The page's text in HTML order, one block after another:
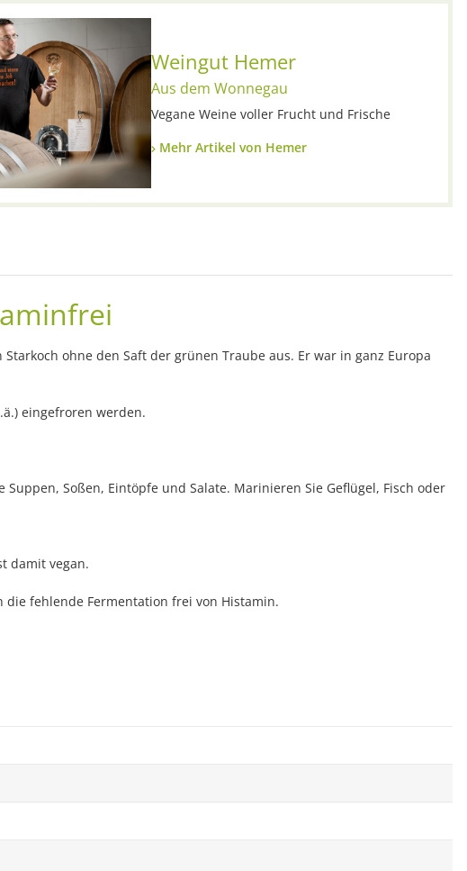
Weingut Hemer
Aus dem Wonnegau
Vegane Weine voller Frucht und Frische
Mehr Artikel von Hemer
ohne den Saft der grünen Traube aus. Er war in ganz Europa
eingefroren werden.
Soßen, Eintöpfe und Salate. Marinieren Sie Geflügel, Fisch oder
damit vegan.
fehlende Fermentation frei von Histamin.